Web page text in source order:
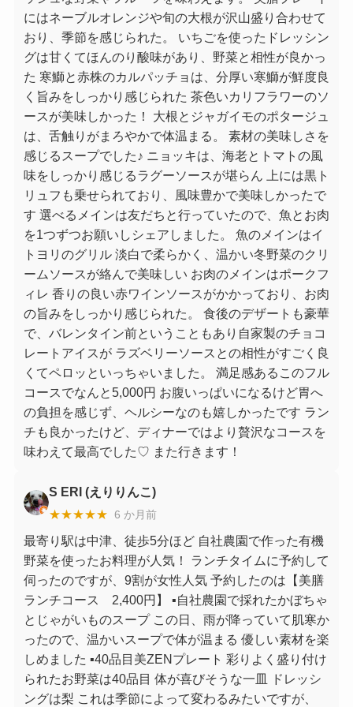
にはネーブルオレンジや旬の大根が沢山盛り合わせて
おり、季節を感じられた。 いちごを使ったドレッシン
グは甘くてほんのり酸味があり、野菜と相性が良かっ
た 寒鰤と赤株のカルパッチョは、分厚い寒鰤が鮮度良
く旨みをしっかり感じられた 茶色いカリフラワーのソ
ースが美味しかった！ 大根とジャガイモのポタージュ
は、舌触りがまろやかで体温まる。 素材の美味しさを
感じるスープでした♪ ニョッキは、海老とトマトの風
味をしっかり感じるラグーソースが堪らん 上には黒ト
リュフも乗せられており、風味豊かで美味しかったで
す 選べるメインは友だちと行っていたので、魚とお肉
を1つずつお願いしシェアしました。 魚のメインはイ
トヨリのグリル 淡白で柔らかく、温かい冬野菜のクリ
ームソースが絡んで美味しい お肉のメインはポークフ
ィレ 香りの良い赤ワインソースがかかっており、お肉
の旨みをしっかり感じられた。 食後のデザートも豪華
で、バレンタイン前ということもあり自家製のチョコ
レートアイスが ラズベリーソースとの相性がすごく良
くてペロッといっちゃいました。 満足感あるこのフル
コースでなんと5,000円 お腹いっぱいになるけど胃へ
の負担を感じず、ヘルシーなのも嬉しかったです ラン
チも良かったけど、ディナーではより贅沢なコースを
味わえて最高でした♡ また行きます！
S ERI (えりりんこ)
★★★★★ 6 か月前
最寄り駅は中津、徒歩5分ほど 自社農園で作った有機
野菜を使ったお料理が人気！ ランチタイムに予約して
伺ったのですが、9割が女性人気 予約したのは【美膳
ランチコース 2,400円】 ▪︎自社農園で採れたかぼちゃ
とじゃがいものスープ この日、雨が降っていて肌寒か
ったので、温かいスープで体が温まる 優しい素材を楽
しめました ▪︎40品目美ZENプレート 彩りよく盛り付け
られたお野菜は40品目 体が喜びそうな一皿 ドレッシ
ングは梨 これは季節によって変わるみたいですが、